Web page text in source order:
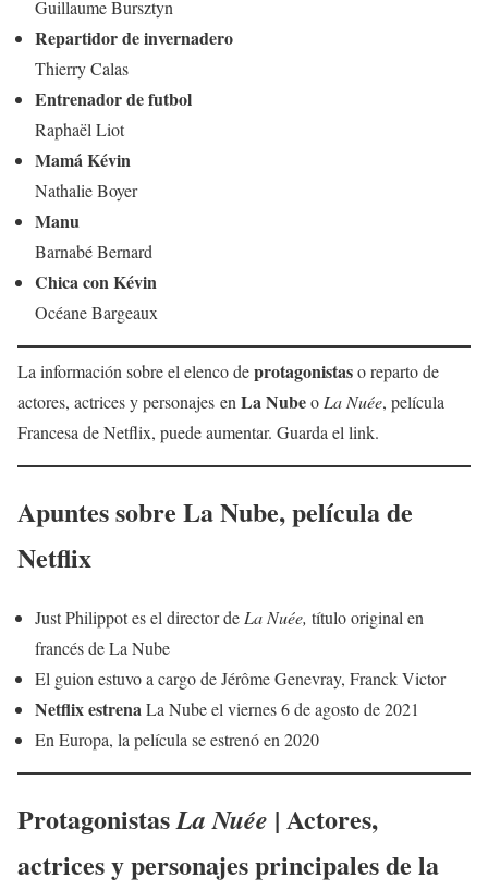
Guillaume Bursztyn
Repartidor de invernadero
Thierry Calas
Entrenador de futbol
Raphaël Liot
Mamá Kévin
Nathalie Boyer
Manu
Barnabé Bernard
Chica con Kévin
Océane Bargeaux
La información sobre el elenco deprotagonistaso reparto de
actores, actrices y personajes enLa NubeoLa Nuée, película
Francesa de Netflix, puede aumentar. Guarda el link.
Apuntes sobre La Nube, película de
Netflix
Just Philippot es el director deLa Nuée, título original en
francés de La Nube
El guion estuvo a cargo de Jérôme Genevray, Franck Victor
Netflix estrenaLa Nube el viernes 6 de agosto de 2021
En Europa, la película se estrenó en 2020
ProtagonistasLa Nuée | Actores,
actrices y personajes principales de la